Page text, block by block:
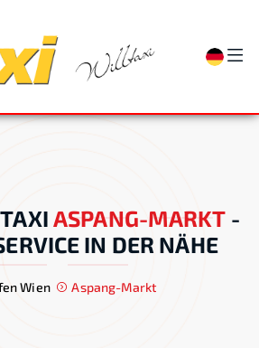
ASPANG-MARKT -
IN DER NÄHE
Wien Aspang-Markt